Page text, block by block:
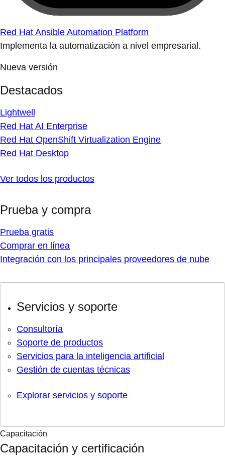
Red Hat Ansible Automation Platform
Implementa la automatización a nivel empresarial.
Nueva versión
Destacados
Lightwell
Red Hat AI Enterprise
Red Hat OpenShift Virtualization Engine
Red Hat Desktop
Ver todos los productos
Prueba y compra
Prueba gratis
Comprar en línea
Integración con los principales proveedores de nube
Servicios y soporte
Consultoría
Soporte de productos
Servicios para la inteligencia artificial
Gestión de cuentas técnicas
Explorar servicios y soporte
Capacitación
Capacitación y certificación